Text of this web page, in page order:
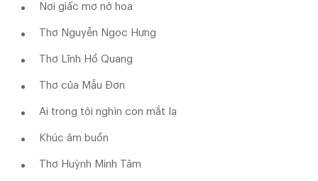
Nơi giấc mơ nở hoa
Thơ Nguyễn Ngọc Hưng
Thơ Lĩnh Hồ Quang
Thơ của Mẫu Đơn
Ai trong tôi nghìn con mắt lạ
Khúc âm buồn
Thơ Huỳnh Minh Tâm